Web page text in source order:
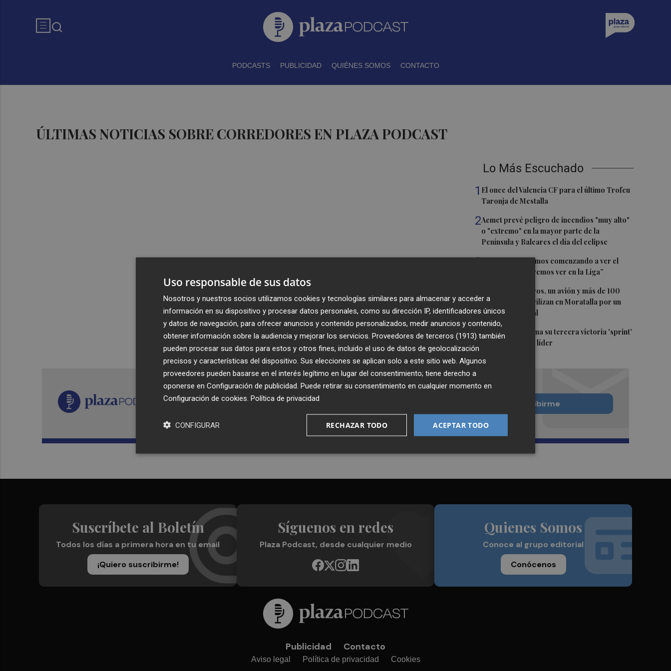
PODCASTS PUBLICIDAD QUIÉNES SOMOS CONTACTO
ÚLTIMAS NOTICIAS SOBRE CORREDORES EN PLAZA PODCAST
Lo Más Escuchado
1 El once del Valencia CF para el último Trofeu
Taronja de Mestalla
2Aemet prevé peligro de incendios "muy alto"
o "extremo" en la mayor parte de la
Península y Baleares el día del eclipse
3Company: “Estamos comenzando a ver el
equipo que queremos ver en la Liga”
Ocho helicópteros, un avión y más de 100
brigadas se movilizan en Moratalla por un
incendio forestal
5 Jorge Martín suma su tercera victoria 'sprint'
del año y es más líder
Recibe toda la actualidad de
Plaza Podcast en tu correo
Quiero suscribirme
Suscríbete al Boletín
Todos los días a primera hora en tu email
¡Quiero suscribirme!
Síguenos en redes
Plaza Podcast, desde cualquier medio
Quienes Somos
Conoce al grupo editorial
Conócenos
Publicidad Contacto
Aviso legal Política de privacidad Cookies
Uso responsable de sus datos
Nosotros y nuestros socios utilizamos cookies y tecnologías similares para almacenar y acceder a
información en su dispositivo y procesar datos personales, como su dirección IP, identificadores únicos
y datos de navegación, para ofrecer anuncios y contenido personalizados, medir anuncios y contenido,
obtener información sobre la audiencia y mejorar los servicios. Proveedores de terceros (1913) también
pueden procesar sus datos para estos y otros fines, incluido el uso de datos de geolocalización
precisos y características del dispositivo. Sus elecciones se aplican solo a este sitio web. Algunos
proveedores pueden basarse en el interés legítimo en lugar del consentimiento; tiene derecho a
oponerse en Configuración de publicidad . Puede retirar su consentimiento en cualquier momento en
Configuración de cookies Política de privacidad
ACEPTAR TODO
RECHAZAR TODO
CONFIGURAR